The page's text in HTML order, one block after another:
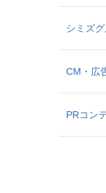
シミズ
CM・広
PRコン